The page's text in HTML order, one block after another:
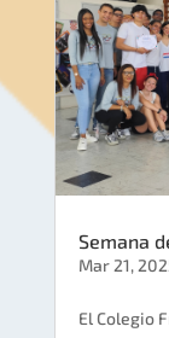
Semana
Mar 21,
El Colegio